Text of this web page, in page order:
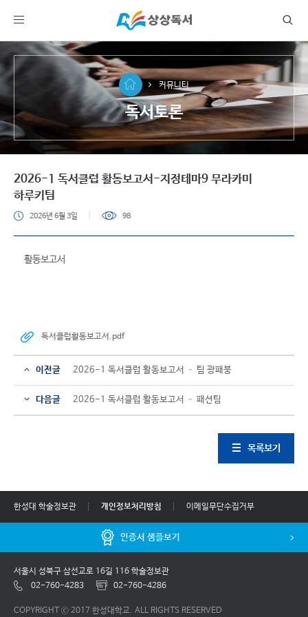
커뮤니티
독서토론
2026-1 독서클럽 활동보고서-지정테마9 무라카미
하루키팀
2026년 6월 3일 98
활동보고서
독서클럽활동보고서.pdf
이전글 2026-1 독서클럽 활동보고서 – 팀 광패붕
다음글 2026-1 독서클럽 활동보고서 – 패션팀
목록보기
한성대 학술정보관 개인정보처리방침 이메일무단수집거부
인증서 샘플보기
서울시 성북구 삼선교로 16길 116 학술정보관
02-760-4283
02-760-4286
COPYRIGHT ⓒ 2017 한성대학교. ALL RIGHTS RESERVED